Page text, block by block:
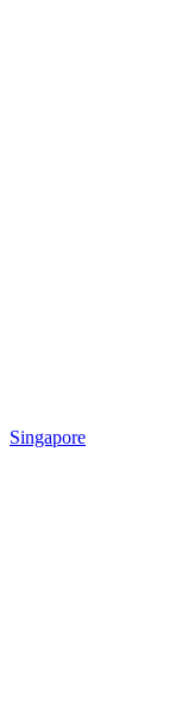
Singapore